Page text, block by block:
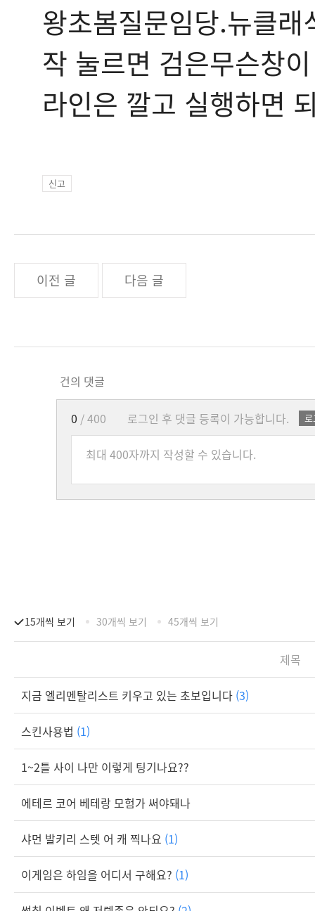
왕초봄질문임당.뉴클
작 눌르면 검은무슨창
라인은 깔고 실행하면
신고
이전 글 다음 글
건의 댓글
로그인 후 댓글 등록이 가능합니다.
0 / 400
15개씩 보기 30개씩 보기 45개씩 보기
제목
지금 엘리멘탈리스트 키우고 있는 초보입니다 (3)
스킨사용법 (1)
1~2틀 사이 나만 이렇게 팅기나요??
에테르 코어 베테랑 모험가 써야돼나
샤먼 발키리 스텟 어 캐 찍나요 (1)
이게임은 하임을 어디서 구해요? (1)